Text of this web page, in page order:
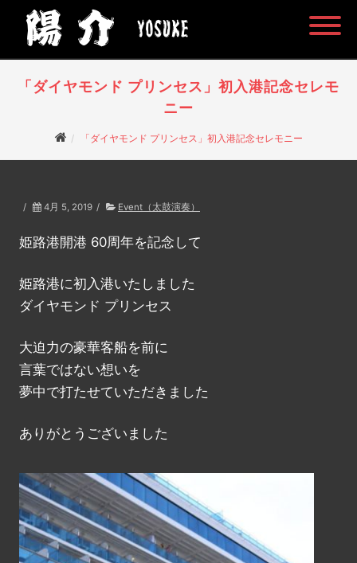
「ダイヤモンド プリンセス」初入港記念セレモ
ニー
「ダイヤモンド プリンセス」初入港記念セレモニー
/ 4月 5, 2019 / Event（太鼓演奏）
姫路港開港 60周年を記念して
姫路港に初入港いたしました
ダイヤモンド プリンセス
大迫力の豪華客船を前に
言葉ではない想いを
夢中で打たせていただきました
ありがとうございました